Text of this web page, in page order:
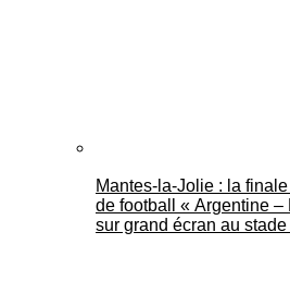
Mantes-la-Jolie : la
de football « Argentine
sur grand écran au